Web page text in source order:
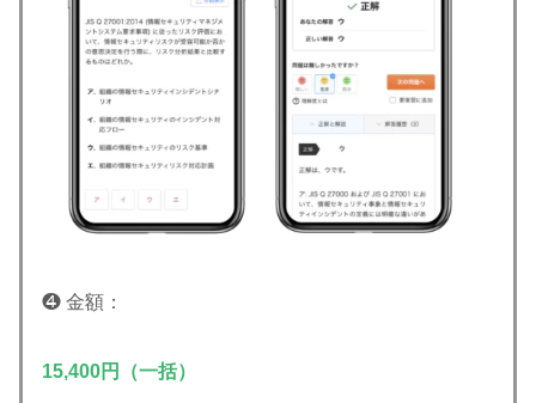
❹ 金額：
15,400円（一括）